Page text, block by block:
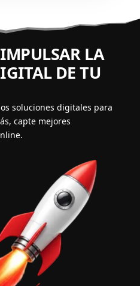
LA
DE TU
soluciones digitales para
capte mejores